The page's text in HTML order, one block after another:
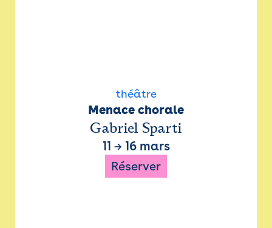
théâtre
Menace chorale
Gabriel Sparti
11 → 16 mars
Réserver